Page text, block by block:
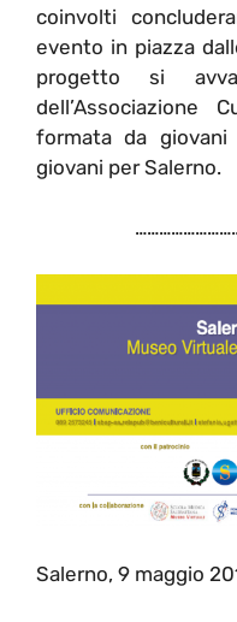
coinvolti
evento in piazza
progetto si
dell’Associazione
formata da
giovani per Salerno.
Salerno, 9 maggio